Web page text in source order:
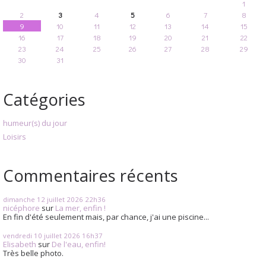
1
2
3 4 5 6 7
8
9
10 11 12 13 14
15
16
17 18 19 20 21
22
23
24 25 26 27 28
29
30
31
Catégories
humeur(s) du jour
Loisirs
Commentaires récents
dimanche 12 juillet 2026 22h36
nicéphore sur La mer, enfin !
En fin d'été seulement mais, par chance, j'ai une piscine...
vendredi 10 juillet 2026 16h37
Elisabeth sur De l'eau, enfin!
Très belle photo.